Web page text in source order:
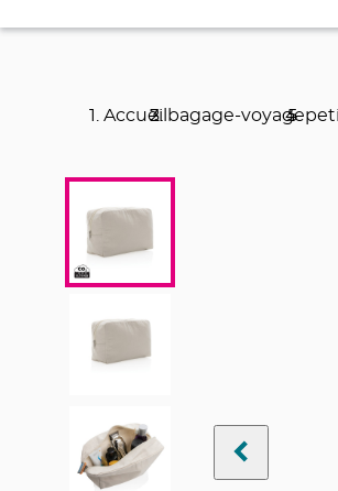
Accueil bagage-voyage